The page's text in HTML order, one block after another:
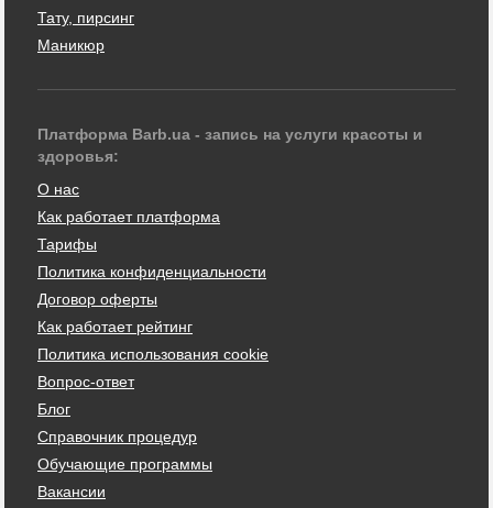
Тату, пирсинг
Маникюр
Платформа Barb.ua - запись на услуги красоты и
здоровья:
О нас
Как работает платформа
Тарифы
Политика конфиденциальности
Договор оферты
Как работает рейтинг
Политика использования cookie
Вопрос-ответ
Блог
Справочник процедур
Обучающие программы
Вакансии